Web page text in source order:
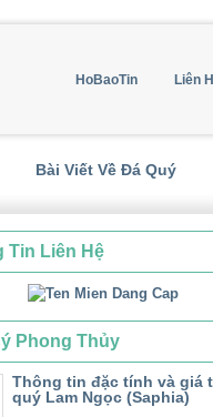
HoBaoTin Liên
Bài Viết Về Đá Quý
Tin Liên Hệ
Phong Thủy
Thông tin đặc tính và giá
quý Lam Ngọc (Saphia)